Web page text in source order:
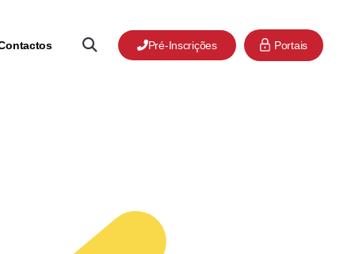
Pré-Inscrições Portais